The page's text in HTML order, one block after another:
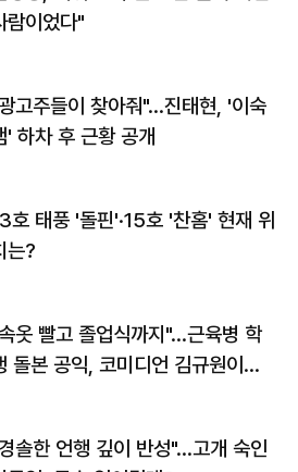
람이었다"
고주들이 찾아줘"…진태현, '이숙
' 하차 후 근황 공개
호 태풍 '돌핀'·15호 '찬홈' 현재 위
는?
옷 빨고 졸업식까지"…근육병 학
돌본 공익, 코미디언 김규원이었
솔한 언행 깊이 반성"…고개 숙인